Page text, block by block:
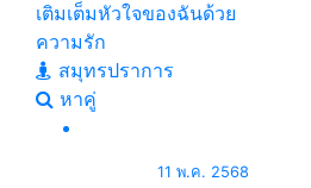
เติมเต็มหัวใจของฉันด้วย
ความรัก
สมุทรปราการ
หาคู่
11 พ.ค. 2568